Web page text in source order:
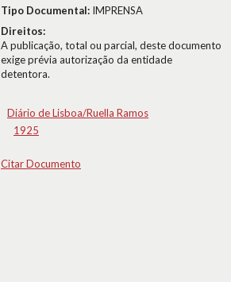
Tipo Documental: IMPRENSA
Direitos:
A publicação, total ou parcial, deste documento
exige prévia autorização da entidade
detentora.
Diário de Lisboa/Ruella Ramos
1925
Citar Documento